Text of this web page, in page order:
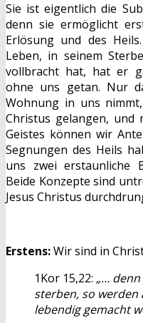
Sie ist eigentlich die
denn sie ermöglicht
Erlösung und des
Leben, in seinem
vollbracht hat, hat er
ohne uns getan. Nur
Wohnung in uns
Christus gelangen, und
Geistes können wir
Segnungen des Heils
uns zwei erstaunliche
Beide Konzepte sind
Jesus Christus
Erstens:Wir sind in
1Kor 15,22: „…
sterben, so werden
lebendig gemacht